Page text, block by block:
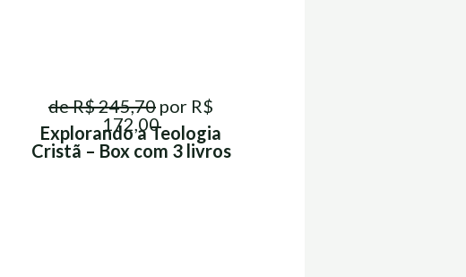
de R$ 245,70 por R$
172,00
Explorando a Teologia
Cristã – Box com 3 livros